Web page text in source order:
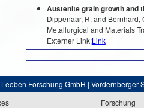
Austenite grain growth and
Dippenaar, R. and Bernhard,
Metallurgical and Materials
Externer Link:Link
Forschung GmbH | Vordernberger
Forschung